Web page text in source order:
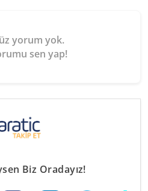
yorum yok.
sen yap!
Biz Oradayız!